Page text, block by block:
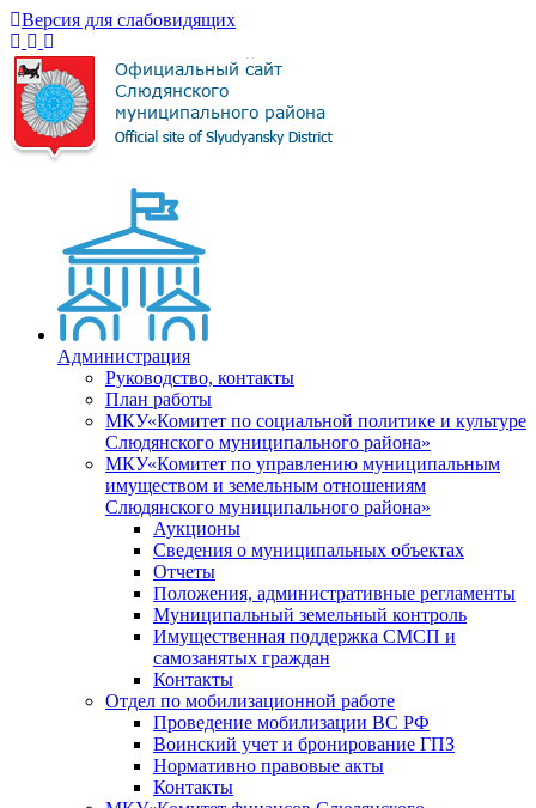
Версия для слабовидящих
Администрация
Руководство, контакты
План работы
МКУ«Комитет по социальной политике и культуре
Слюдянского муниципального района»
МКУ«Комитет по управлению муниципальным
имуществом и земельным отношениям
Слюдянского муниципального района»
Аукционы
Сведения о муниципальных объектах
Отчеты
Положения, административные регламенты
Муниципальный земельный контроль
Имущественная поддержка СМСП и
самозанятых граждан
Контакты
Отдел по мобилизационной работе
Проведение мобилизации ВС РФ
Воинский учет и бронирование ГПЗ
Нормативно правовые акты
Контакты